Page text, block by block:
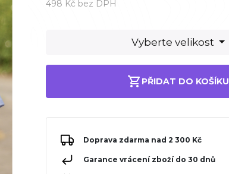
498 Kč bez DPH
Vyberte velikost
PŘIDAT DO KOŠÍKU
Doprava zdarma nad 2 300 Kč
Garance vrácení zboží do 30 dnů